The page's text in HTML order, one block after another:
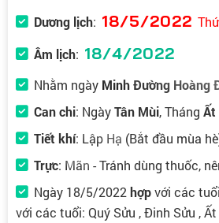
Dương lịch: 18/5/2022
Âm lịch: 18/4/2022
Nhằm ngày Minh Đường Hoàng
Can chi: NgàyTân Mùi, Tháng Ất
Tiết khí: Lập Hạ (Bắt đầu mùa
Trực: Mãn - Tránh dùng thuốc,
Ngày 18/5/2022 hợpvới các
với các tuổi: Quý Sửu , Đinh Sửu ,